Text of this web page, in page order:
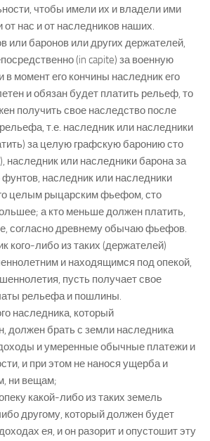
чтобы имели их и владели ими
от нас и от наследников наших.
или баронов или других держателей,
(in capite) за военную
в момент его кончины наследник его
и обязан будет платить рельеф, то
получить свое наследство после
т.е. наследник или наследники
за целую графскую баронию сто
наследник или наследники барона за
наследник или наследники
целым рыцарским фьефом, сто
а кто меньше должен платить,
согласно древнему обычаю фьефов.
кого-либо из таких (держателей)
и находящимся под опекой,
пусть получает свое
рельефа и пошлины.
наследника, который
должен брать с земли наследника
и умеренные обычные платежи и
и при этом не нанося ущерба и
ни вещам;
какой-либо из таких земель
другому, который должен будет
ея, и он разорит и опустошит эту